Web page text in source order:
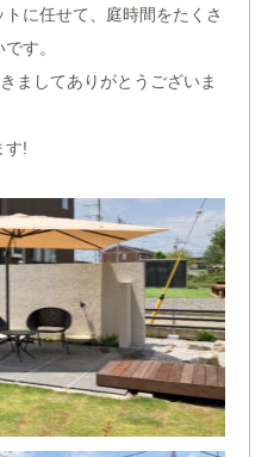
に任せて、庭時間をたくさ
す。
ましてありがとうございま
す!